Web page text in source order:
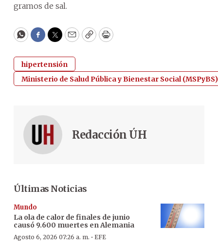
gramos de sal.
WhatsApp
Facebook
Twitter
EmailCopyPrint
hipertensión
Ministerio de Salud Pública y Bienestar Social (MSPyBS)
Redacción ÚH
Últimas Noticias
Mundo
La ola de calor de finales de junio
causó 9.600 muertes en Alemania
Agosto 6, 2026 07:26 a. m. · EFE